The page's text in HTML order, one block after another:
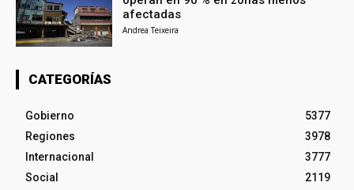
afectadas
Andrea Teixeira
CATEGORÍAS
Gobierno
5377
Regiones
3978
Internacional
3777
Social
2119